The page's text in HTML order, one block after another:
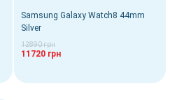
Samsung Galaxy Watch8 44mm
Silver
12890 грн
11720 грн